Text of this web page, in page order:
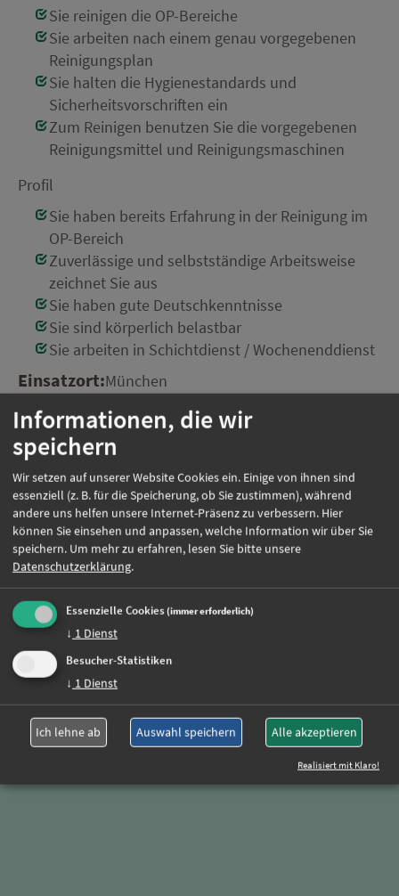
Sie reinigen die OP-Bereiche
Sie arbeiten nach einem genau vorgegebenen
Reinigungsplan
Sie halten die Hygienestandards und
Sicherheitsvorschriften ein
Zum Reinigen benutzen Sie die vorgegebenen
Reinigungsmittel und Reinigungsmaschinen
Profil
Sie haben bereits Erfahrung in der Reinigung im
OP-Bereich
Zuverlässige und selbstständige Arbeitsweise
zeichnet Sie aus
Sie haben gute Deutschkenntnisse
Sie sind körperlich belastbar
Sie arbeiten in Schichtdienst / Wochenenddienst
Einsatzort:München
Absprache
Jetzt online bewerben
Weitere Jobs
Oder rufen Sie uns einfach an:
+49 (0)89 590 68 65-0
Informationen, die wir
speichern
Wir setzen auf unserer Website Cookies ein. Einige von ihnen sind
essenziell (z. B. für die Speicherung, ob Sie zustimmen), während
andere uns helfen unsere Internet-Präsenz zu verbessern. Hier
können Sie einsehen und anpassen, welche Information wir über Sie
speichern. Um mehr zu erfahren, lesen Sie bitte unsere
Datenschutzerklärung.
Essenzielle Cookies(immer erforderlich)
↓ 1 Dienst
Besucher-Statistiken
↓ 1 Dienst
Ich lehne ab Auswahl speichern Alle akzeptieren
Realisiert mit Klaro!